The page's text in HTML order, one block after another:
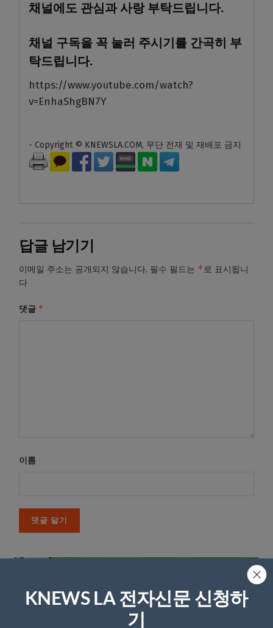
채널에도 관심과 사랑 부탁드립니다.
채널 구독을 꼭 눌러 주시기를 간곡히 부
탁드립니다.
https://www.youtube.com/watch?
v=EnhaShgBN7Y
- Copyright © KNEWSLA.COM, 무단 전재 및 재배포 금지
답글 남기기
이메일 주소는 공개되지 않습니다. 필수 필드는 *로 표시됩니
다
댓글 *
이름
KNEWS LA 전자신문 신청하
기